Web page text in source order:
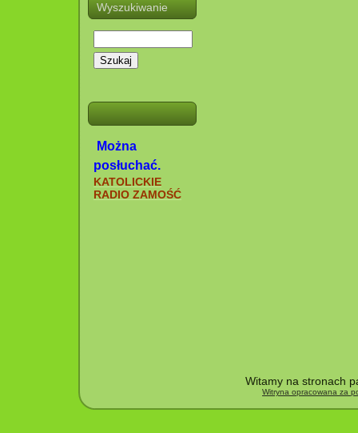
Wyszukiwanie
Szukaj
Można
posłuchać.
KATOLICKIE
RADIO ZAMOŚĆ
Witamy na stronach
Witryna opracowana za